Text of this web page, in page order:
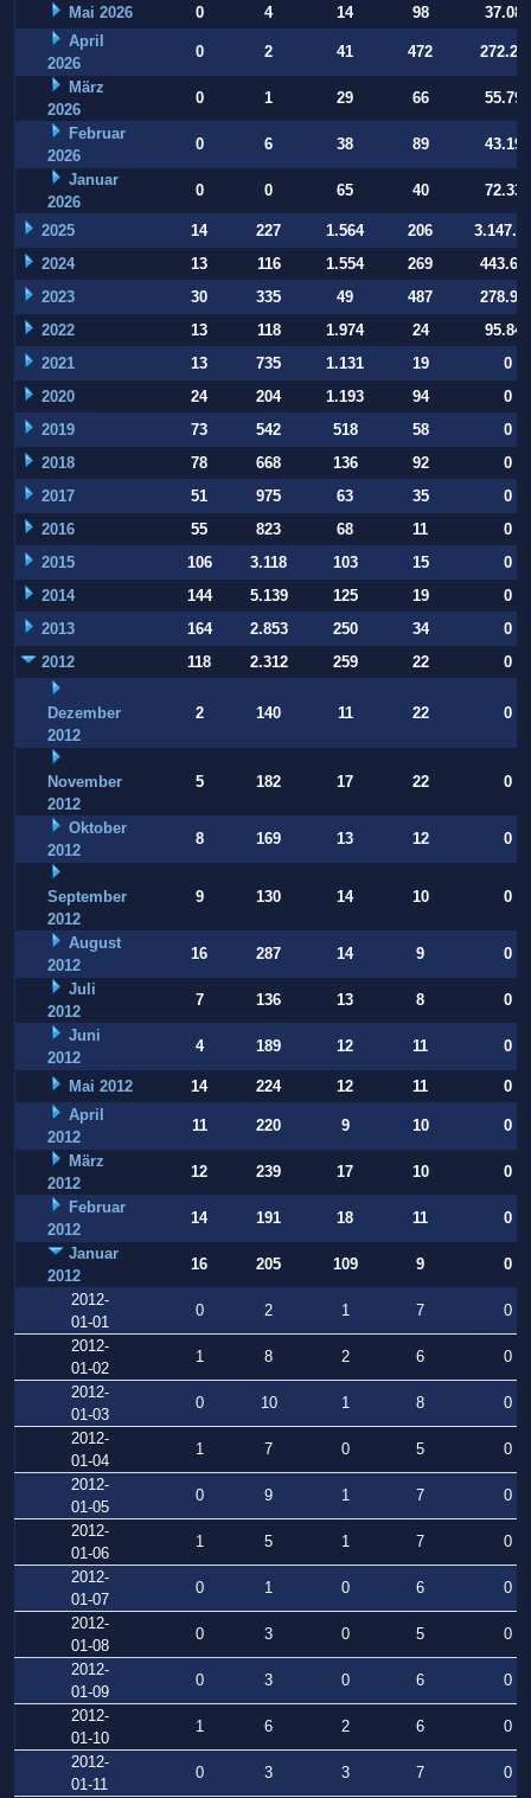
Mai 2026 0 4 14 98
37.084
April
2026
0 2 41 472
März
2026
0 1 29 66
55.794
Februar
2026
0 6 38 89
43.197
Januar
2026
0 0 65 40 72.332
2025 14 227 1.564 206
2024
13 116 1.554 269
2023
30 335 49 487
2022
13 118 1.974 24
95.847
2021
13 735 1.131 19
0
2020
24 204 1.193 94
0
2019
73 542 518 58
0
2018
78 668 136 92
0
2017
51 975 63 35
0
2016
55 823 68 11
0
2015
106 3.118 103 15
0
2014
144 5.139 125 19
0
2013
164 2.853 250 34
0
2012
118 2.312 259 22 0
Dezember
2012
2 140 11 22 0
November
2012
5 182 17 22 0
Oktober
2012
8 169 13 12 0
September
2012
9 130 14 10 0
August
2012
16 287 14 9
0
Juli
2012
7 136 13 8
0
Juni
2012
4 189 12 11 0
Mai 2012 14 224 12 11
0
April
2012
11 220 9 10
0
März
2012
12 239 17 10
0
Februar
2012
14 191 18 11
0
Januar
2012
16 205 109 9
0
2012-
01-01
0 2 1 7
0
2012-
01-02
1 8 2 6
0
2012-
01-03
0 10 1 8
0
2012-
01-04
1 7 0 5
0
2012-
01-05
0 9 1 7
0
2012-
01-06
1 5 1 7
0
2012-
01-07
0 1 0 6
0
2012-
01-08
0 3 0 5
0
2012-
01-09
0 3 0 6
0
2012-
01-10
1 6 2 6
0
2012-
01-11
0 3 3 7
0